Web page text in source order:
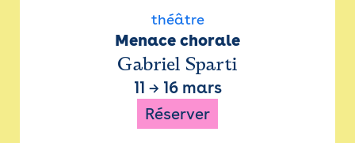
théâtre
Menace chorale
Gabriel Sparti
11 → 16 mars
Réserver